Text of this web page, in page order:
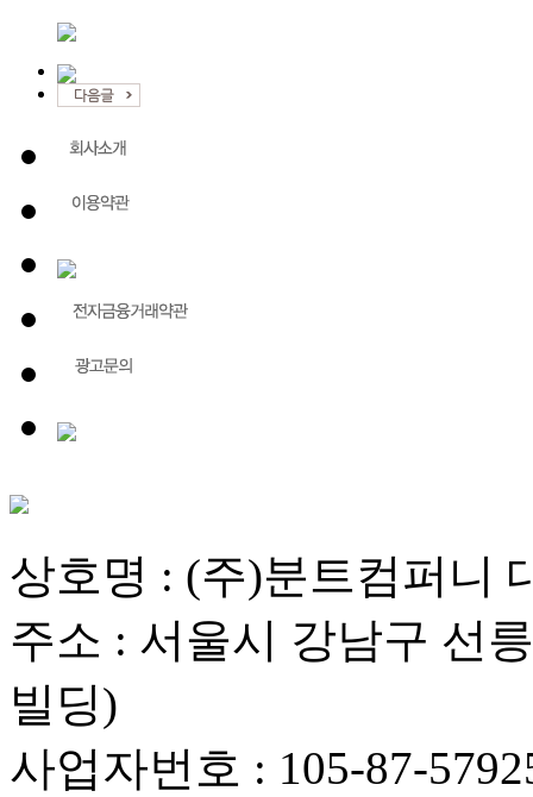
상호명 : (주)분트컴퍼니
주소 : 서울시 강남구 선
빌딩)
사업자번호 : 105-87-